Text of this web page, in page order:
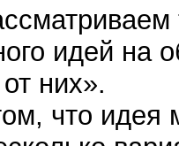
идей на
них».
что идея